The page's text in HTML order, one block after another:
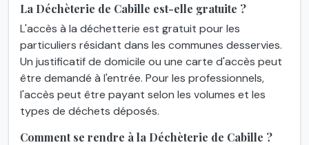
La Déchèterie de Cabille est-elle gratuite ?
L'accès à la déchetterie est gratuit pour les
particuliers résidant dans les communes desservies.
Un justificatif de domicile ou une carte d'accès peut
être demandé à l'entrée. Pour les professionnels,
l'accès peut être payant selon les volumes et les
types de déchets déposés.
Comment se rendre à la Déchèterie de Cabille ?